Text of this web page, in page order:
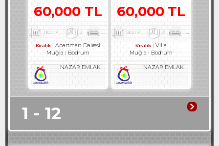
60,000 TL
110m² 2 3
Kiralık
Apartman Dairesi
Muğla
Bodrum
NAZAR EMLAK
60,000 TL
90m² 3 1
Kiralık
Villa
Muğla
Bodrum
NAZAR EMLAK
1 - 12